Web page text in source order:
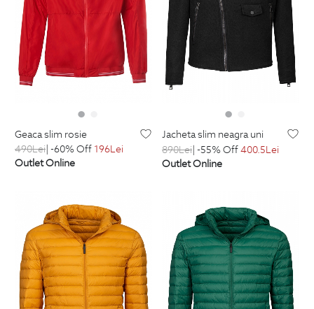
geaca slim rosie
490Lei| -60% Off 196Lei
Outlet Online
jacheta slim neagra uni
890Lei| -55% Off400.5Lei
Outlet Online